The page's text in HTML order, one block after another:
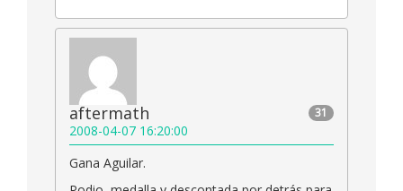
31
aftermath
2008-04-07 16:20:00
Gana Aguilar.